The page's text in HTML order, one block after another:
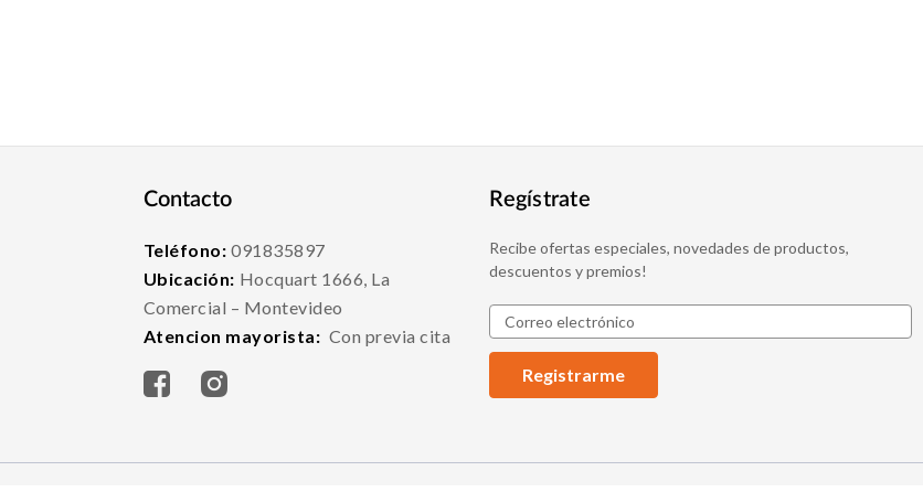
Contacto
Teléfono: 091835897
Ubicación: Hocquart 1666, La
Comercial – Montevideo
Atencion mayorista: Con previa cita
Regístrate
Recibe ofertas especiales, novedades de productos,
descuentos y premios!
i